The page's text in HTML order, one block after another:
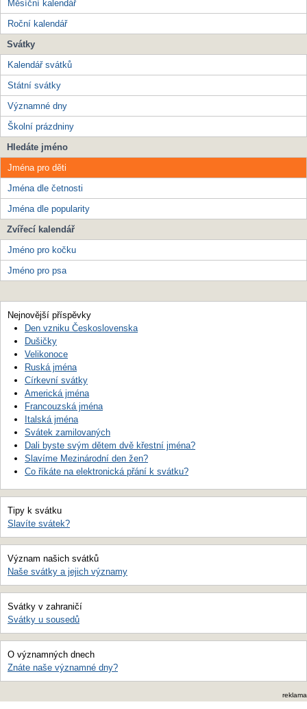
Měsíční kalendář
Roční kalendář
Svátky
Kalendář svátků
Státní svátky
Významné dny
Školní prázdniny
Hledáte jméno
Jména pro děti
Jména dle četnosti
Jména dle popularity
Zvířecí kalendář
Jméno pro kočku
Jméno pro psa
Nejnovější příspěvky
Den vzniku Československa
Dušičky
Velikonoce
Ruská jména
Církevní svátky
Americká jména
Francouzská jména
Italská jména
Svátek zamilovaných
Dali byste svým dětem dvě křestní jména?
Slavíme Mezinárodní den žen?
Co říkáte na elektronická přání k svátku?
Tipy k svátku
Slavíte svátek?
Význam našich svátků
Naše svátky a jejich významy
Svátky v zahraničí
Svátky u sousedů
O významných dnech
Znáte naše významné dny?
reklama